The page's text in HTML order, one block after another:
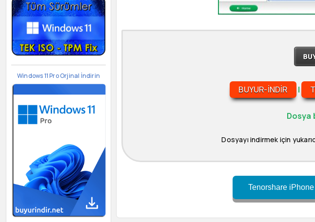
Windows 11 Pro Orjinal İndirin
BUYUR-INDIR |
Dosya
Dosyayı indirmek için
Tenorshare